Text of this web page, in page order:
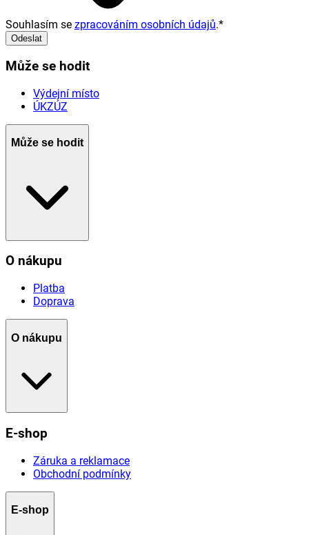
Souhlasím se zpracováním osobních údajů.*
Odeslat
Může se hodit
Výdejní místo
ÚKZÚZ
Může se hodit
O nákupu
Platba
Doprava
O nákupu
E-shop
Záruka a reklamace
Obchodní podmínky
E-shop